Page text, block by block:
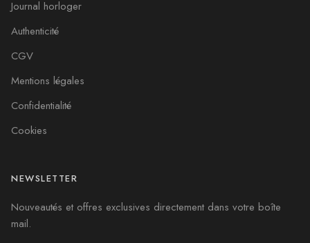
Journal horloger
Authenticité
CGV
Mentions légales
Confidentialité
Cookies
NEWSLETTER
Nouveautés et offres exclusives directement dans votre boîte
mail.